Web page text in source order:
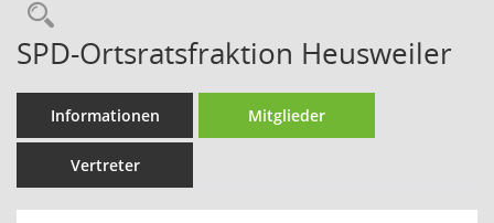
Rechercheauswahl
SPD-Ortsratsfraktion Heusweiler
Informationen Mitglieder
Vertreter